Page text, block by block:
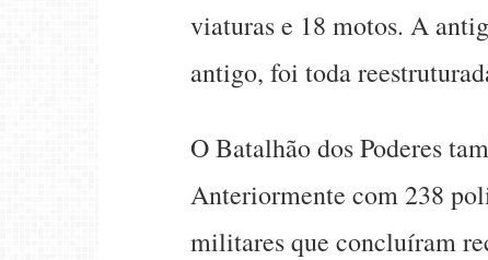
viaturas e 18 motos. A
antigo, foi toda
O Batalhão dos Poderes
Anteriormente com 238
militares que concluíram